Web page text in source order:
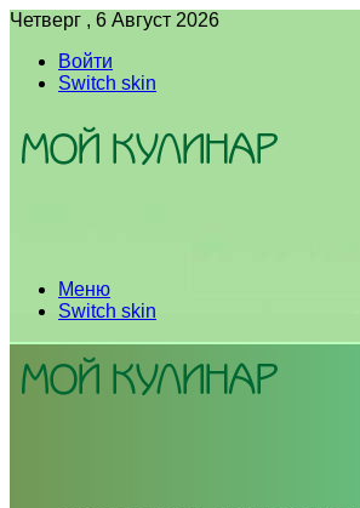
Четверг , 6 Август 2026
Войти
Switch skin
Меню
Switch skin